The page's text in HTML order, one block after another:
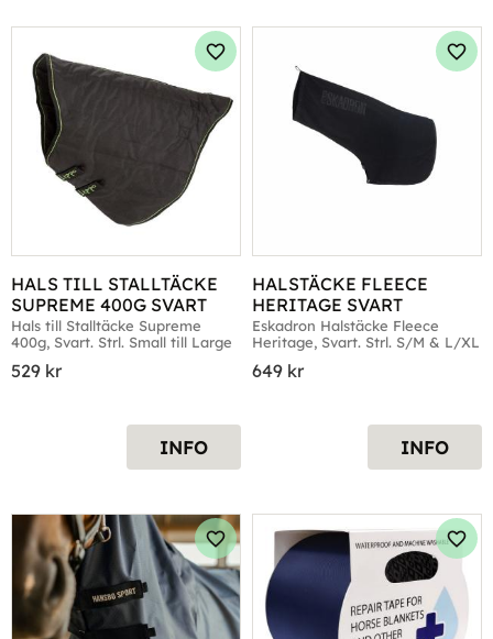
HALS TILL STALLTÄCKE
SUPREME 400G SVART
Hals till Stalltäcke Supreme
400g, Svart. Strl. Small till Large
529 kr
Lägg till i favoriter
INFO
HALSTÄCKE FLEECE
HERITAGE SVART
Eskadron Halstäcke Fleece
Heritage, Svart. Strl. S/M & L/XL
649 kr
INFO
Lägg till i favoriter